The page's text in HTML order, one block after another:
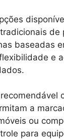
de
baseadas
e
a
ou
para